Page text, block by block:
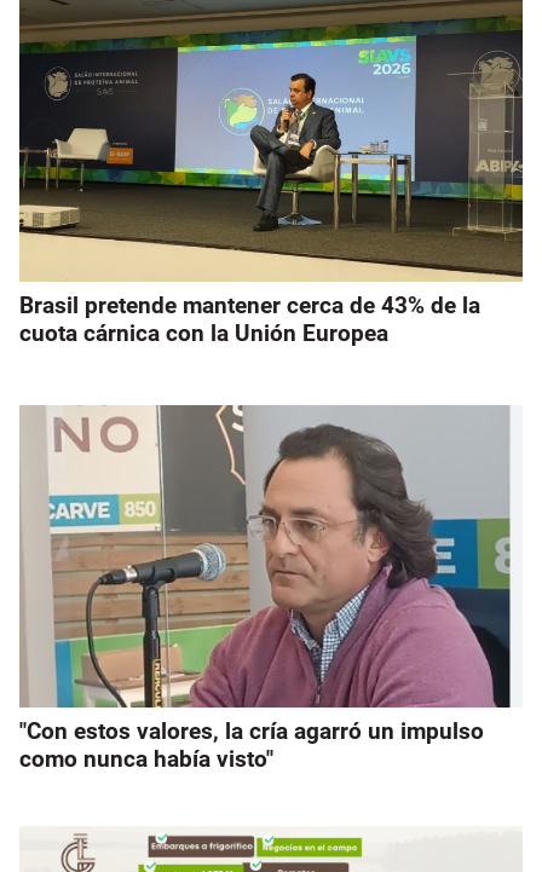
Brasil pretende mantener cerca de 43% de la
cuota cárnica con la Unión Europea
"Con estos valores, la cría agarró un impulso
como nunca había visto"